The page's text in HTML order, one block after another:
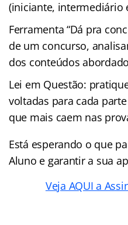
(iniciante, intermediário
Ferramenta “Dá pra
de um concurso,
dos conteúdos
Lei em Questão:
voltadas para cada
que mais caem nas
Está esperando o que
Aluno e garantir a sua
Veja AQUI a